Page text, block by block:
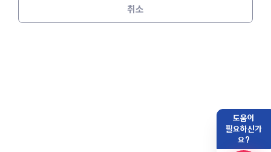
취소
도움이
필요하신가
요?